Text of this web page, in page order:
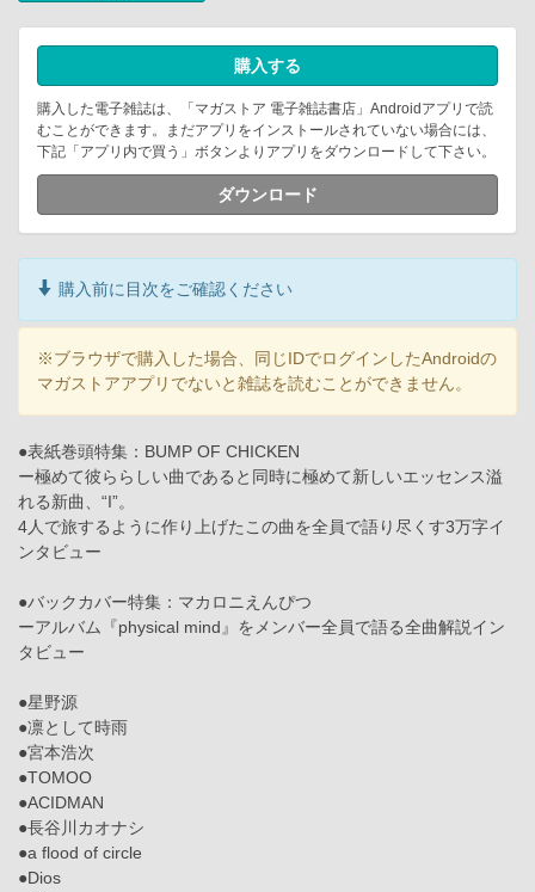
購入する
購入した電子雑誌は、「マガストア 電子雑誌書店」Androidアプリで読
むことができます。まだアプリをインストールされていない場合には、
下記「アプリ内で買う」ボタンよりアプリをダウンロードして下さい。
ダウンロード
購入前に目次をご確認ください
※ブラウザで購入した場合、同じIDでログインしたAndroidの
マガストアアプリでないと雑誌を読むことができません。
●表紙巻頭特集：BUMP OF CHICKEN
ー極めて彼ららしい曲であると同時に極めて新しいエッセンス溢
れる新曲、“I”。
4人で旅するように作り上げたこの曲を全員で語り尽くす3万字イ
ンタビュー
●バックカバー特集：マカロニえんぴつ
ーアルバム『physical mind』をメンバー全員で語る全曲解説イン
タビュー
●星野源
●凛として時雨
●宮本浩次
●TOMOO
●ACIDMAN
●長谷川カオナシ
●a flood of circle
●Dios